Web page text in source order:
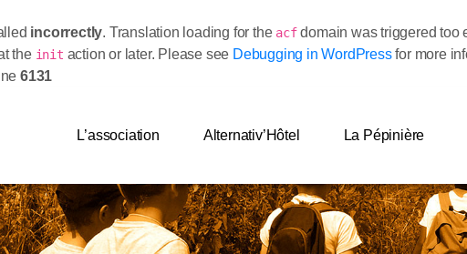
incorrectly. Translation loading for the acfdomain was triggered too
the init action or later. Please see Debugging in WordPressfor more
6131
L’association Alternativ’Hôtel La Pépinière